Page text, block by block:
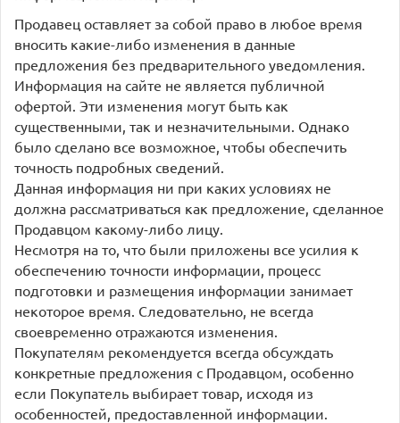
Продавец оставляет за собой право в любое время
вносить какие-либо изменения в данные
предложения без предварительного уведомления.
Информация на сайте не является публичной
офертой. Эти изменения могут быть как
существенными, так и незначительными. Однако
было сделано все возможное, чтобы обеспечить
точность подробных сведений.
Данная информация ни при каких условиях не
должна рассматриваться как предложение, сделанное
Продавцом какому-либо лицу.
Несмотря на то, что были приложены все усилия к
обеспечению точности информации, процесс
подготовки и размещения информации занимает
некоторое время. Следовательно, не всегда
своевременно отражаются изменения.
Покупателям рекомендуется всегда обсуждать
конкретные предложения с Продавцом, особенно
если Покупатель выбирает товар, исходя из
особенностей, предоставленной информации.